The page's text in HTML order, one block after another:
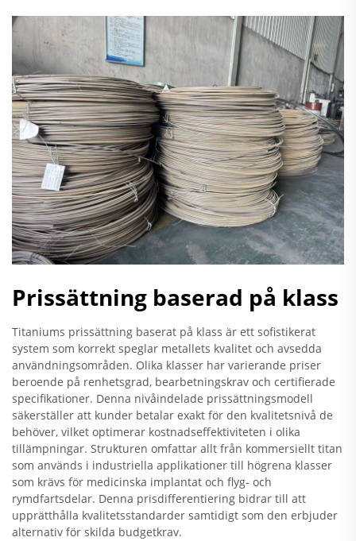
Prissättning baserad på klass
Titaniums prissättning baserat på klass är ett sofistikerat
system som korrekt speglar metallets kvalitet och avsedda
användningsområden. Olika klasser har varierande priser
beroende på renhetsgrad, bearbetningskrav och certifierade
specifikationer. Denna nivåindelade prissättningsmodell
säkerställer att kunder betalar exakt för den kvalitetsnivå de
behöver, vilket optimerar kostnadseffektiviteten i olika
tillämpningar. Strukturen omfattar allt från kommersiellt titan
som används i industriella applikationer till högrena klasser
som krävs för medicinska implantat och flyg- och
rymdfartsdelar. Denna prisdifferentiering bidrar till att
upprätthålla kvalitetsstandarder samtidigt som den erbjuder
alternativ för skilda budgetkrav.